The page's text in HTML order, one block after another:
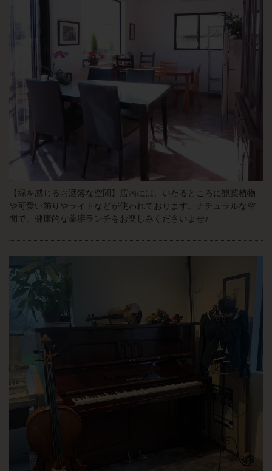
【緑を感じるお洒落な空間】店内には、いたるところに観葉植物
や可愛い飾りやライトなどが使われております。ナチュラルな空
間で、健康的な薬膳ランチをお楽しみくださいませ♪